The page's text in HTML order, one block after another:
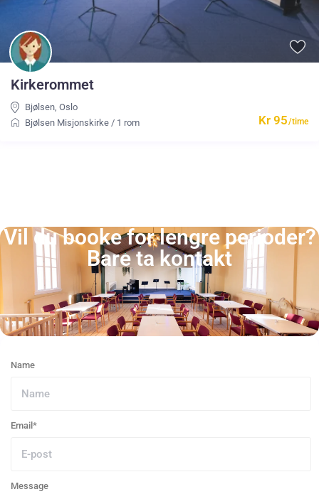
Kr 95/time
Kirkerommet
Bjølsen,Oslo
Bjølsen Misjonskirke / 1 rom
Vil du booke for lengre perioder?
Bare ta kontakt
Name
Email*
Message